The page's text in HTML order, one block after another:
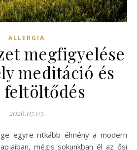
ALLERGIA
megfigyelése
meditáció és
2026.07.03.
mégis sokunkban él az ősi